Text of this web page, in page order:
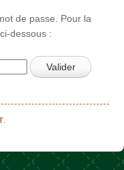
de passe. Pour la
dessous :